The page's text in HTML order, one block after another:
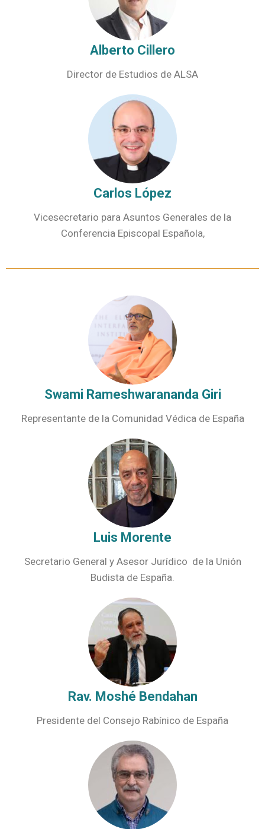
Alberto Cillero
Director de Estudios de ALSA
Carlos López
Vicesecretario para Asuntos Generales de la
Conferencia Episcopal Española,
Swami Rameshwarananda Giri
Representante de la Comunidad Védica de España
Luis Morente
Secretario General y Asesor Jurídico de la Unión
Budista de España.
Rav. Moshé Bendahan
Presidente del Consejo Rabínico de España